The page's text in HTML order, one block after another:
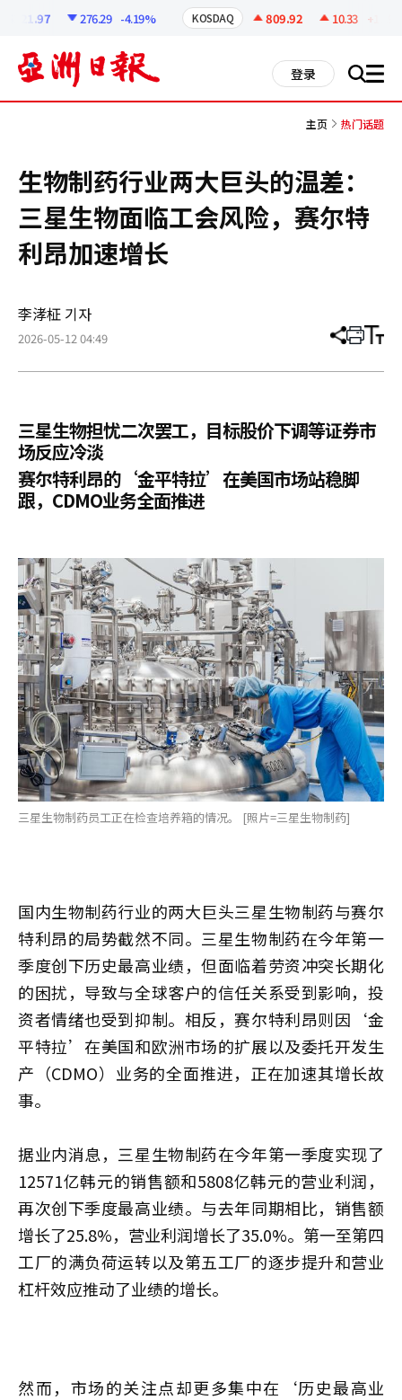
276.29 -4.19% KOSDAQ 809.92 10.33 +1.29%
登录 搜 all
主页 热门话题
生物制药行业两大巨头的温差：
三星生物面临工会风险，赛尔特
利昂加速增长
李涍柾 기자
2026-05-12 04:49 分
章
打 调
小
三星生物担忧二次罢工，目标股价下调等证券市
场反应冷淡
赛尔特利昂的‘金平特拉’在美国市场站稳脚
跟，CDMO业务全面推进
三星生物制药员工正在检查培养箱的情况。 [照片=三星生物制药]
国内生物制药行业的两大巨头三星生物制药与赛尔
特利昂的局势截然不同。三星生物制药在今年第一
季度创下历史最高业绩，但面临着劳资冲突长期化
的困扰，导致与全球客户的信任关系受到影响，投
资者情绪也受到抑制。相反，赛尔特利昂则因‘金
平特拉’在美国和欧洲市场的扩展以及委托开发生
产（CDMO）业务的全面推进，正在加速其增长故
事。
据业内消息，三星生物制药在今年第一季度实现了
12571亿韩元的销售额和5808亿韩元的营业利润，
再次创下季度最高业绩。与去年同期相比，销售额
增长了25.8%，营业利润增长了35.0%。第一至第四
工厂的满负荷运转以及第五工厂的逐步提升和营业
杠杆效应推动了业绩的增长。
然而，市场的关注点却更多集中在‘历史最高业